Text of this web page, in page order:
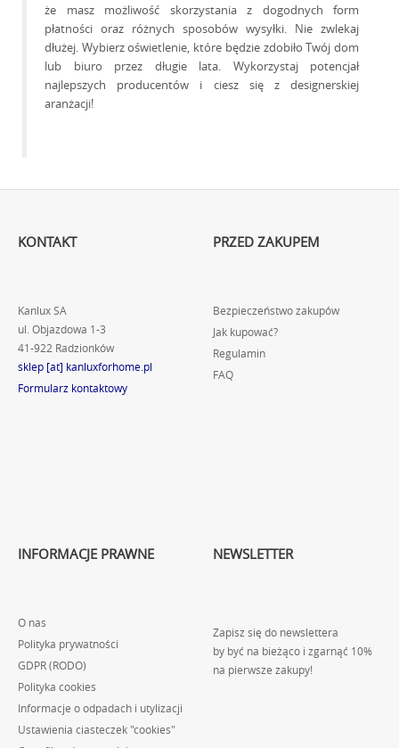
że masz możliwość skorzystania z dogodnych form
płatności oraz różnych sposobów wysyłki. Nie zwlekaj
dłużej. Wybierz oświetlenie, które będzie zdobiło Twój dom
lub biuro przez długie lata. Wykorzystaj potencjał
najlepszych producentów i ciesz się z designerskiej
aranżacji!
KONTAKT
Kanlux SA
ul. Objazdowa 1-3
41-922 Radzionków
sklep [at] kanluxforhome.pl
Formularz kontaktowy
PRZED ZAKUPEM
Bezpieczeństwo zakupów
Jak kupować?
Regulamin
FAQ
INFORMACJE PRAWNE
O nas
Polityka prywatności
GDPR (RODO)
Polityka cookies
Informacje o odpadach i utylizacji
Ustawienia ciasteczek "cookies"
NEWSLETTER
Zapisz się do newslettera
by być na bieżąco i zgarnąć 10%
na pierwsze zakupy!